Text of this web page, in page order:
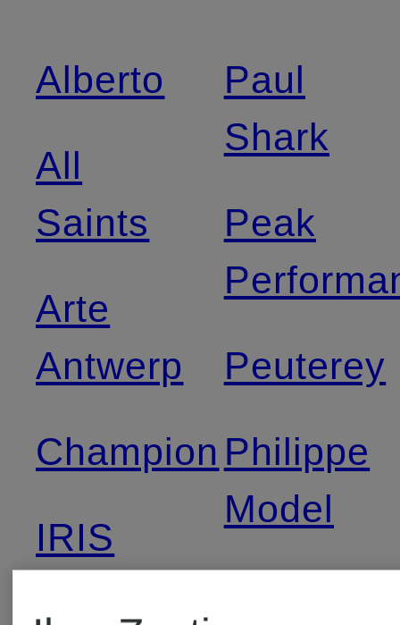
Alberto
All
Saints
Arte
Antwerp
Champion
IRIS
Paul
Shark
Peak
Peuterey
Philippe
Model